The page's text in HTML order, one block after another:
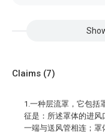
Claims (7)
1.一种层流罩，它包括
征是：所述罩体的进风
一端与送风管相连；